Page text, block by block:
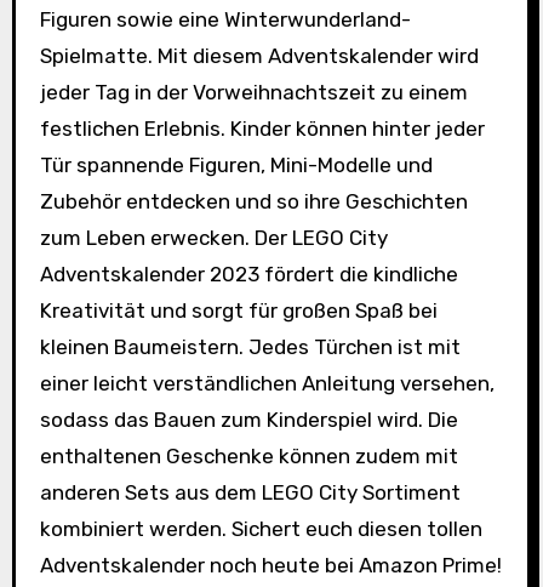
Figuren sowie eine Winterwunderland-
Spielmatte. Mit diesem Adventskalender wird
jeder Tag in der Vorweihnachtszeit zu einem
festlichen Erlebnis. Kinder können hinter jeder
Tür spannende Figuren, Mini-Modelle und
Zubehör entdecken und so ihre Geschichten
zum Leben erwecken. Der LEGO City
Adventskalender 2023 fördert die kindliche
Kreativität und sorgt für großen Spaß bei
kleinen Baumeistern. Jedes Türchen ist mit
einer leicht verständlichen Anleitung versehen,
sodass das Bauen zum Kinderspiel wird. Die
enthaltenen Geschenke können zudem mit
anderen Sets aus dem LEGO City Sortiment
kombiniert werden. Sichert euch diesen tollen
Adventskalender noch heute bei Amazon Prime!